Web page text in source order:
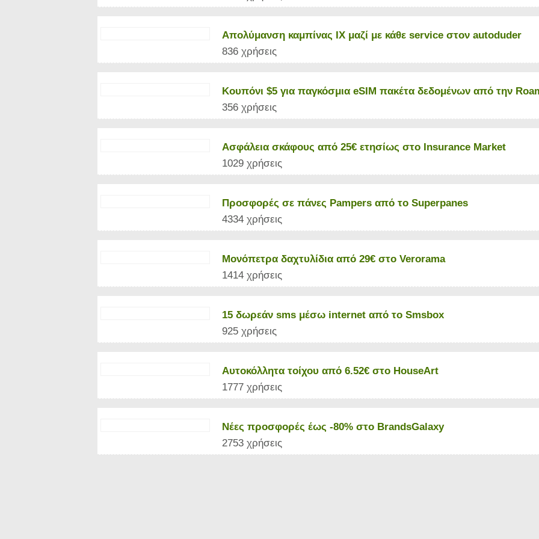
Απολύμανση καμπίνας ΙΧ μαζί με κάθε service στον autoduder
836 χρήσεις
Κουπόνι $5 για παγκόσμια eSIM πακέτα δεδομένων από την
356 χρήσεις
Ασφάλεια σκάφους από 25€ ετησίως στο Insurance Market
1029 χρήσεις
Προσφορές σε πάνες Pampers από το Superpanes
4334 χρήσεις
Μονόπετρα δαχτυλίδια από 29€ στο Verorama
1414 χρήσεις
15 δωρεάν sms μέσω internet από το Smsbox
925 χρήσεις
Αυτοκόλλητα τοίχου από 6.52€ στο HouseArt
1777 χρήσεις
Νέες προσφορές έως -80% στο BrandsGalaxy
2753 χρήσεις